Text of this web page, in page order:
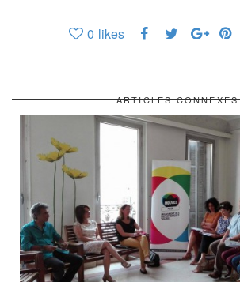
0 likes
ARTICLES CONNEXES